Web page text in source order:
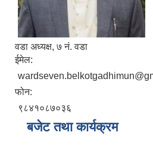
वडा अध्यक्ष, ७ नं. वडा
ईमेल:
फोन:
९८४१०८७०३६
बजेट तथा कार्यक्रम